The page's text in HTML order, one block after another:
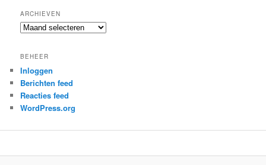
ARCHIEVEN
Archieven
BEHEER
Inloggen
Berichten feed
Reacties feed
WordPress.org